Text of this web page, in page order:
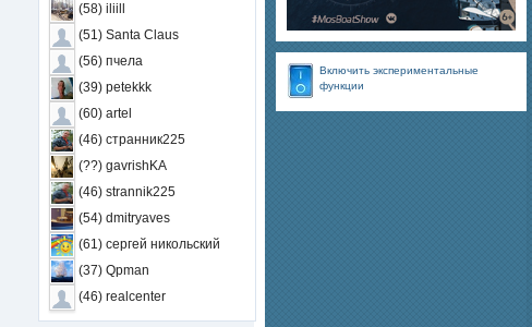
Включить экспериментальные
функции
(58) iliill
(51) Santa Claus
(56) пчела
(39) petekkk
(60) artel
(46) странник225
(??) gavrishKA
(46) strannik225
(54) dmitryaves
(61) сергей никольский
(37) Qpman
(46) realcenter